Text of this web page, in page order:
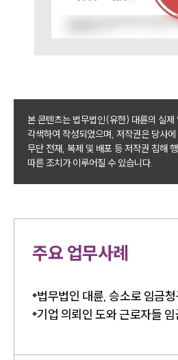
본 콘텐츠는 법무법인(유한) 대륜의 실
각색하여 작성되었으며, 저작권은 당사
무단 전재, 복제 및 배포 등 저작권 침해
따른 조치가 이루어질 수 있습니다.
주요 업무사례
법무법인 대륜, 승소로 임금
기업 의뢰인 도와 근로자들